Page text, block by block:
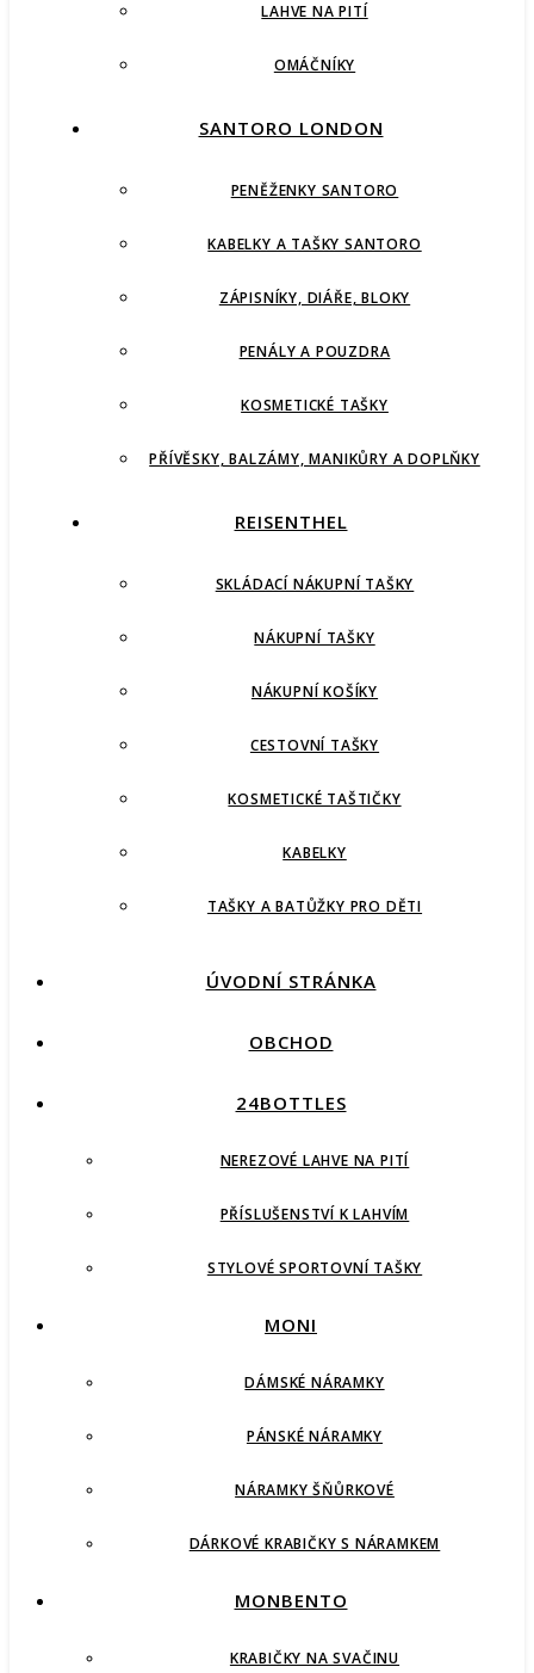
LAHVE NA PITÍ
OMÁČNÍKY
SANTORO LONDON
PENĚŽENKY SANTORO
KABELKY A TAŠKY SANTORO
ZÁPISNÍKY, DIÁŘE, BLOKY
PENÁLY A POUZDRA
KOSMETICKÉ TAŠKY
PŘÍVĚSKY, BALZÁMY, MANIKŮRY A DOPLŇKY
REISENTHEL
SKLÁDACÍ NÁKUPNÍ TAŠKY
NÁKUPNÍ TAŠKY
NÁKUPNÍ KOŠÍKY
CESTOVNÍ TAŠKY
KOSMETICKÉ TAŠTIČKY
KABELKY
TAŠKY A BATŮŽKY PRO DĚTI
ÚVODNÍ STRÁNKA
OBCHOD
24BOTTLES
NEREZOVÉ LAHVE NA PITÍ
PŘÍSLUŠENSTVÍ K LAHVÍM
STYLOVÉ SPORTOVNÍ TAŠKY
MONI
DÁMSKÉ NÁRAMKY
PÁNSKÉ NÁRAMKY
NÁRAMKY ŠŇŮRKOVÉ
DÁRKOVÉ KRABIČKY S NÁRAMKEM
MONBENTO
KRABIČKY NA SVAČINU